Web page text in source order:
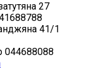
27
41/1
044688088